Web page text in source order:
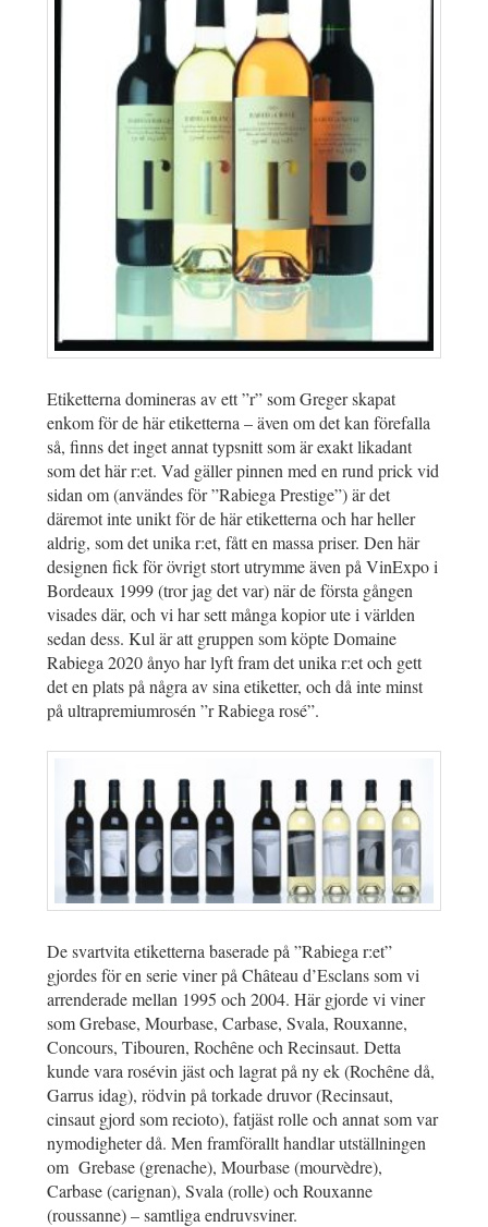
Etiketterna domineras av ett ”r” som Greger skapat
enkom för de här etiketterna – även om det kan förefalla
så, finns det inget annat typsnitt som är exakt likadant
som det här r:et. Vad gäller pinnen med en rund prick vid
sidan om (användes för ”Rabiega Prestige”) är det
däremot inte unikt för de här etiketterna och har heller
aldrig, som det unika r:et, fått en massa priser. Den här
designen fick för övrigt stort utrymme även på VinExpo i
Bordeaux 1999 (tror jag det var) när de första gången
visades där, och vi har sett många kopior ute i världen
sedan dess. Kul är att gruppen som köpte Domaine
Rabiega 2020 ånyo har lyft fram det unika r:et och gett
det en plats på några av sina etiketter, och då inte minst
på ultrapremiumrosén ”r Rabiega rosé”.
De svartvita etiketterna baserade på ”Rabiega r:et”
gjordes för en serie viner på Château d’Esclans som vi
arrenderade mellan 1995 och 2004. Här gjorde vi viner
som Grebase, Mourbase, Carbase, Svala, Rouxanne,
Concours, Tibouren, Rochêne och Recinsaut. Detta
kunde vara rosévin jäst och lagrat på ny ek (Rochêne då,
Garrus idag), rödvin på torkade druvor (Recinsaut,
cinsaut gjord som recioto), fatjäst rolle och annat som var
nymodigheter då. Men framförallt handlar utställningen
om Grebase (grenache), Mourbase (mourvèdre),
Carbase (carignan), Svala (rolle) och Rouxanne
(roussanne) – samtliga endruvsviner.